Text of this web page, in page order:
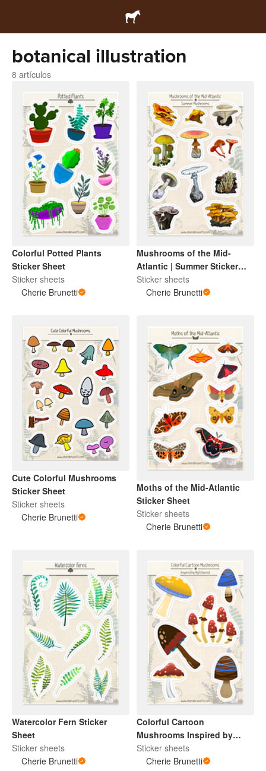
botanical illustration
8 artículos
Colorful Potted Plants
Sticker Sheet
Sticker sheets
Cherie Brunetti
Mushrooms of the Mid-
Atlantic | Summer Sticker
Sheet
Sticker sheets
Cherie Brunetti
Cute Colorful Mushrooms
Sticker Sheet
Sticker sheets
Cherie Brunetti
Moths of the Mid-Atlantic
Sticker Sheet
Sticker sheets
Cherie Brunetti
Watercolor Fern Sticker
Sheet
Sticker sheets
Cherie Brunetti
Colorful Cartoon
Mushrooms Inspired by
Wytchwood Sticker Sheet
Sticker sheets
Cherie Brunetti